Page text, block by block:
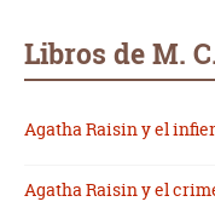
Libros de M.
Agatha Raisin y el
Agatha Raisin y el